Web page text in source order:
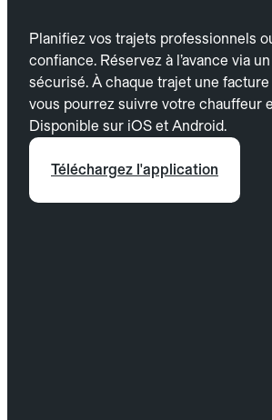
Planifiez vos trajets professionnels
confiance. Réservez à l’avance via
sécurisé. À chaque trajet une
vous pourrez suivre votre chauffeur
Disponible sur iOS et Android.
Téléchargez l'application